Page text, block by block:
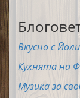
Вкусно с Йоли
Кухнята на
Музика за